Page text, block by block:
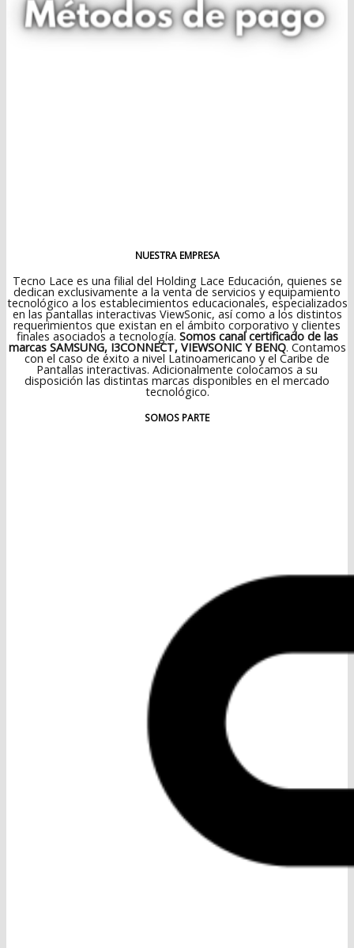
NUESTRA EMPRESA
Tecno Lace es una filial del Holding Lace Educación, quienes se
dedican exclusivamente a la venta de servicios y equipamiento
tecnológico a los establecimientos educacionales, especializados
en las pantallas interactivas ViewSonic, así como a los distintos
requerimientos que existan en el ámbito corporativo y clientes
finales asociados a tecnología. Somos canal certificado de las
marcas SAMSUNG, I3CONNECT, VIEWSONIC Y BENQ. Contamos
con el caso de éxito a nivel Latinoamericano y el Caribe de
Pantallas interactivas. Adicionalmente colocamos a su
disposición las distintas marcas disponibles en el mercado
tecnológico.
SOMOS PARTE